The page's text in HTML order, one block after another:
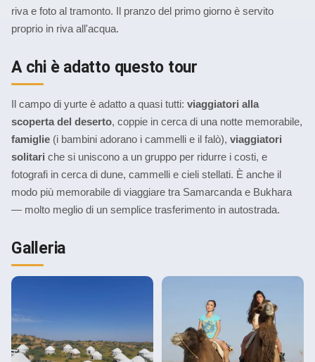
riva e foto al tramonto. Il pranzo del primo giorno è servito
proprio in riva all'acqua.
A chi è adatto questo tour
Il campo di yurte è adatto a quasi tutti: viaggiatori alla
scoperta del deserto, coppie in cerca di una notte memorabile,
famiglie (i bambini adorano i cammelli e il falò), viaggiatori
solitari che si uniscono a un gruppo per ridurre i costi, e
fotografi in cerca di dune, cammelli e cieli stellati. È anche il
modo più memorabile di viaggiare tra Samarcanda e Bukhara
— molto meglio di un semplice trasferimento in autostrada.
Galleria